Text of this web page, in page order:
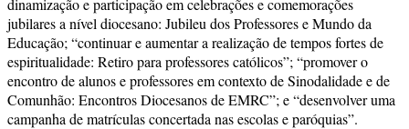
dinamização e participação em celebrações e comemorações
jubilares a nível diocesano: Jubileu dos Professores e Mundo da
Educação; “continuar e aumentar a realização de tempos fortes de
espiritualidade: Retiro para professores católicos”; “promover o
encontro de alunos e professores em contexto de Sinodalidade e de
Comunhão: Encontros Diocesanos de EMRC”; e “desenvolver uma
campanha de matrículas concertada nas escolas e paróquias”.